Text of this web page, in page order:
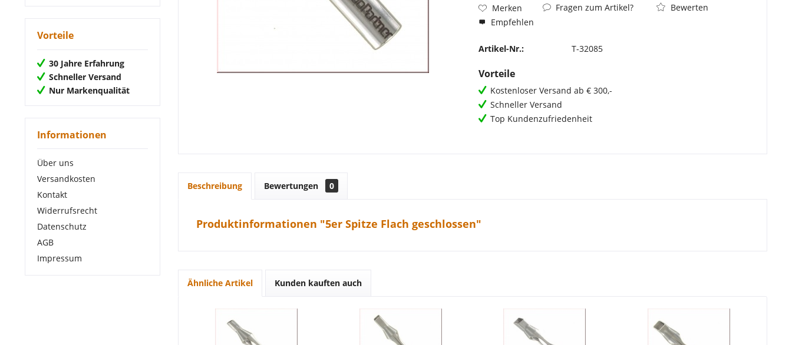
Vorteile
30 Jahre Erfahrung
Schneller Versand
Nur Markenqualität
Informationen
Über uns
Versandkosten
Kontakt
Widerrufsrecht
Datenschutz
AGB
Impressum
Merken Fragen zum Artikel?
Bewerten
Empfehlen
Artikel-Nr.: T-32085
Vorteile
Kostenloser Versand ab € 300,-
Schneller Versand
Top Kundenzufriedenheit
Beschreibung Bewertungen 0
Produktinformationen "5er Spitze Flach geschlossen"
Ähnliche Artikel Kunden kauften auch